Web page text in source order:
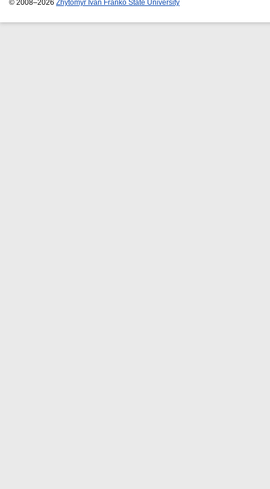
© 2008–2026 Zhytomyr Ivan Franko State University